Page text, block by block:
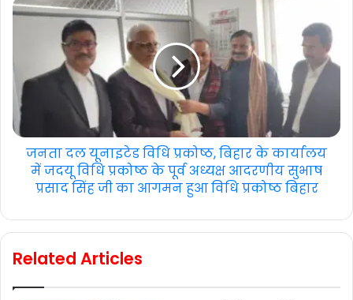
जनता दल यूनाइटेड विधि प्रकोष्ठ, बिहार के कार्यालय
में जदयू विधि प्रकोष्ठ के पूर्व अध्यक्ष आदरणीय सुभाष
प्रसाद सिंह जी का आगमन हुआ विधि प्रकोष्ठ बिहार
Related Articles